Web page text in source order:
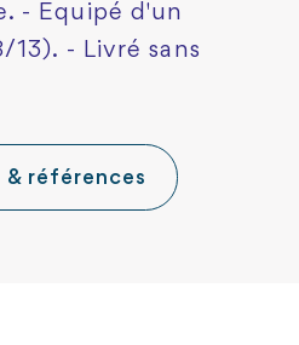
- Equipé d'un
- Livré sans
références